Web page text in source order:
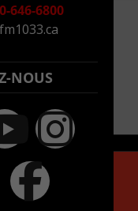
646-6800
NOUS